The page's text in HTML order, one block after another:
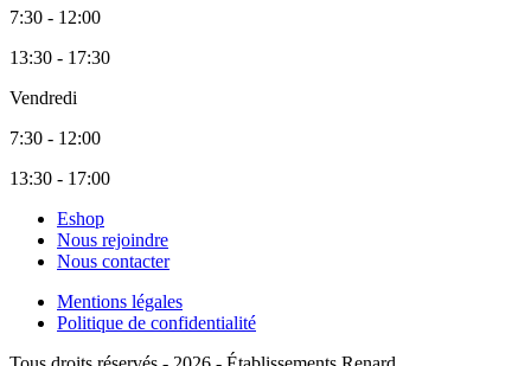
7:30 - 12:00
13:30 - 17:30
Vendredi
7:30 - 12:00
13:30 - 17:00
Eshop
Nous rejoindre
Nous contacter
Mentions légales
Politique de confidentialité